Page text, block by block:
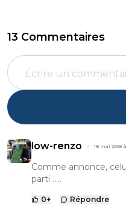
13 Commentaires
low-renzo 18 mai 2026
Comme annonce,
parti .....
0+ Répondre